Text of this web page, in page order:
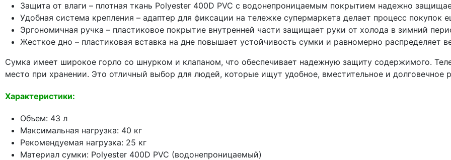
Защита от влаги – плотная ткань Polyester 400D PVC с водонепроницаемым покрытием надежно
Удобная система крепления – адаптер для фиксации на тележке супермаркета делает процесс покупок
Эргономичная ручка – пластиковое покрытие внутренней части защищает руки от холода в зимний
Жесткое дно – пластиковая вставка на дне повышает устойчивость сумки и равномерно распределяет
Сумка имеет широкое горло со шнурком и клапаном, что обеспечивает надежную защиту содержимого.
место при хранении. Это отличный выбор для людей, которые ищут удобное, вместительное и долговечное
Характеристики:
Объем: 43 л
Максимальная нагрузка: 40 кг
Рекомендуемая нагрузка: 25 кг
Материал сумки: Polyester 400D PVC (водонепроницаемый)